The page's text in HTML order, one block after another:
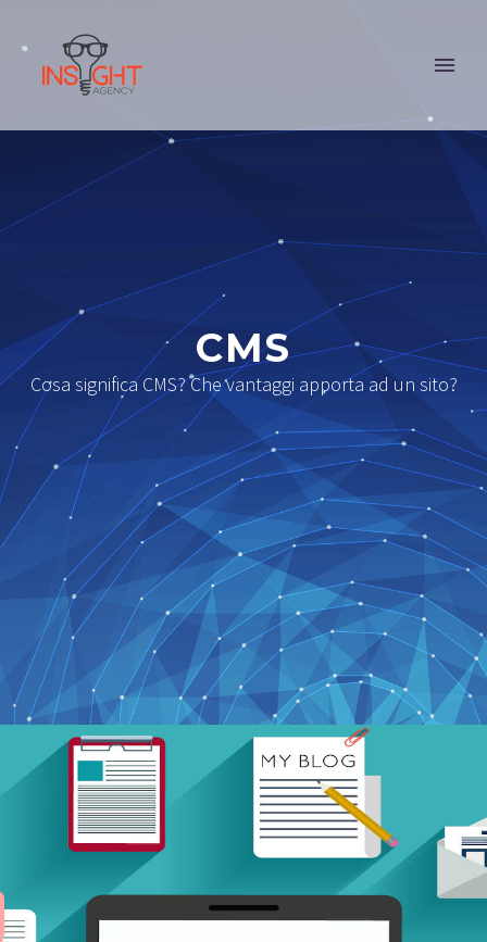
CMS
Cosa significa CMS? Che vantaggi apporta ad un sito?